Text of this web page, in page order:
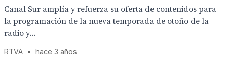
Canal Sur amplía y refuerza su oferta de contenidos para
la programación de la nueva temporada de otoño de la
radio y...
RTVA • hace 3 años